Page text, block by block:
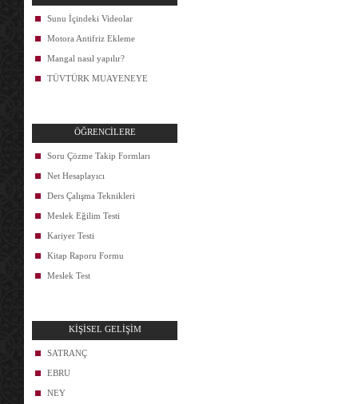
Sunu İçindeki Videolar
Motora Antifriz Ekleme
Mangal nasıl yapılır?
TÜVTÜRK MUAYENEYE
ÖĞRENCİLERE
Soru Çözme Takip Formları
Net Hesaplayıcı
Ders Çalışma Teknikleri
Meslek Eğilim Testi
Kariyer Testi
Kitap Raporu Formu
Meslek Test
KİŞİSEL GELİŞİM
SATRANÇ
EBRU
NEY